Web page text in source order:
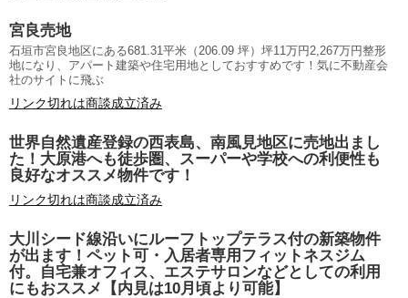
宮良売地
石垣市宮良地区にある681.31平米（206.09 坪）坪11万円2,267万円整形
地になり、アパート建築や住宅用地としておすすめです！気に不動産会
社のサイトに飛ぶ
リンク切れは商談成立済み
世界自然遺産登録の西表島、南風見地区に売地出まし
た！大原港へも徒歩圏、スーパーや学校への利便性も
良好なオススメ物件です！
リンク切れは商談成立済み
大川シード線沿いにルーフトップテラス付の新築物件
が出ます！ペット可・入居者専用フィットネスジム
付。自宅兼オフィス、エステサロンなどとしての利用
にもおススメ【内見は10月頃より可能】